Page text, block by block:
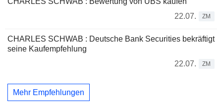
22.07.
ZM
CHARLES SCHWAB : Deutsche Bank Securities bekräftigt
seine Kaufempfehlung
22.07.
ZM
Mehr Empfehlungen